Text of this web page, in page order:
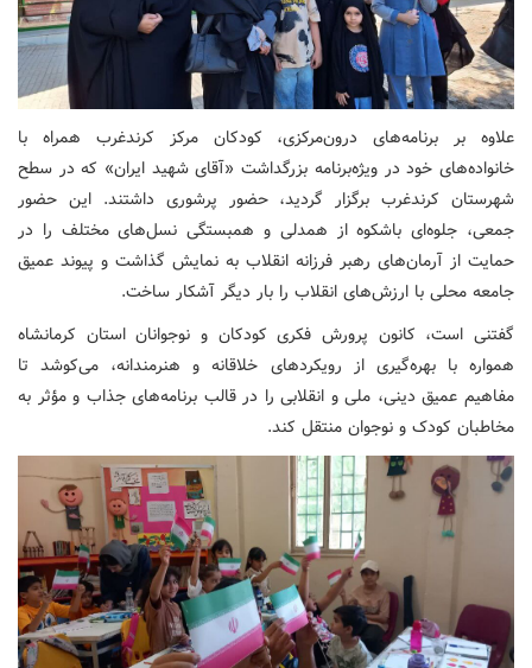
علاوه بر برنامه‌های درون‌مرکزی، کودکان مرکز کرندغرب همراه با
خانواده‌های خود در ویژه‌برنامه بزرگداشت «آقای شهید ایران» که در سطح
شهرستان کرندغرب برگزار گردید، حضور پرشوری داشتند. این حضور
جمعی، جلوه‌ای باشکوه از همدلی و همبستگی نسل‌های مختلف را در
حمایت از آرمان‌های رهبر فرزانه انقلاب به نمایش گذاشت و پیوند عمیق
جامعه محلی با ارزش‌های انقلاب را بار دیگر آشکار ساخت.
گفتنی است، کانون پرورش فکری کودکان و نوجوانان استان کرمانشاه
همواره با بهره‌گیری از رویکردهای خلاقانه و هنرمندانه، می‌کوشد تا
مفاهیم عمیق دینی، ملی و انقلابی را در قالب برنامه‌های جذاب و مؤثر به
مخاطبان کودک و نوجوان منتقل کند.